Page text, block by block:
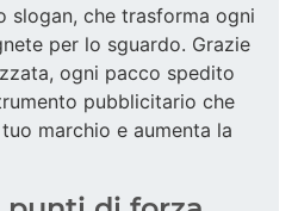
slogan, che trasforma ogni
per lo sguardo. Grazie
ogni pacco spedito
pubblicitario che
marchio e aumenta la